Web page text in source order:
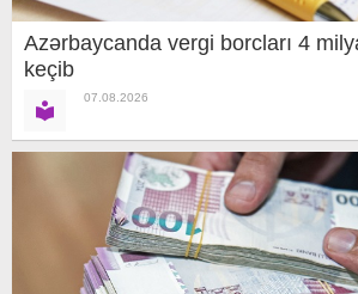
Azərbaycanda vergi borcları 4
keçib
07.08.2026